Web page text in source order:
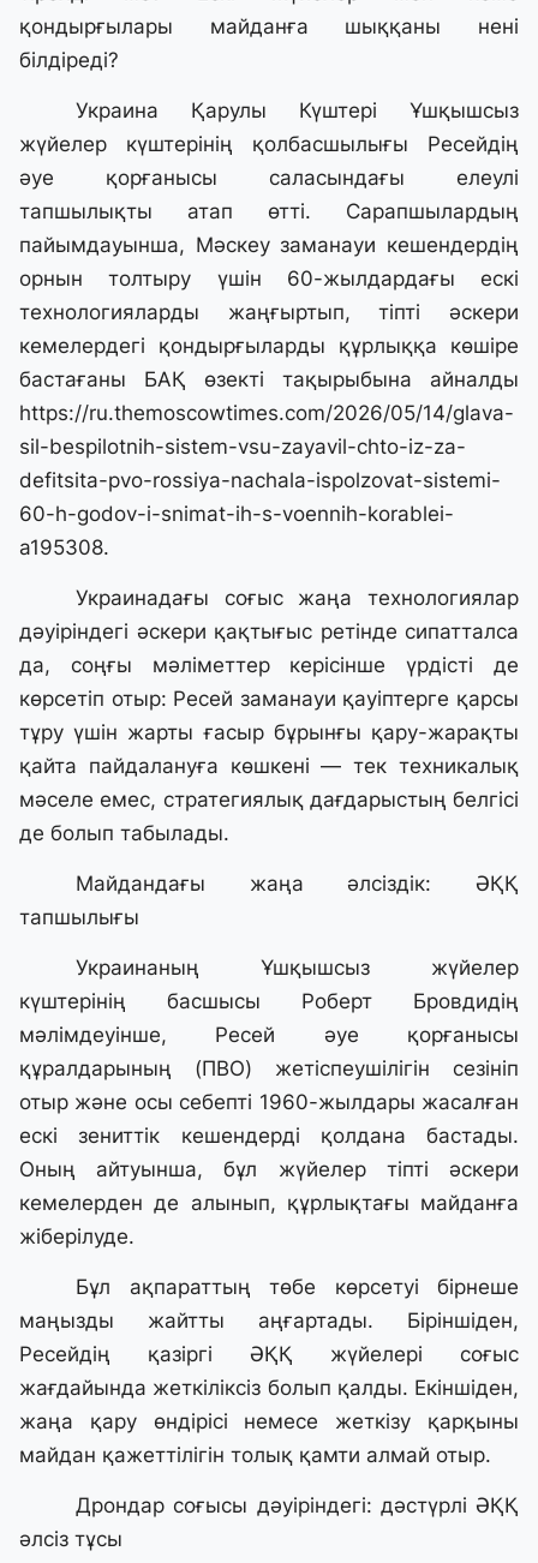
қондырғылары майданға шыққаны нені
білдіреді?
Украина Қарулы Күштері Ұшқышсыз
жүйелер күштерінің қолбасшылығы Ресейдің
әуе қорғанысы саласындағы елеулі
тапшылықты атап өтті. Сарапшылардың
пайымдауынша, Мәскеу заманауи кешендердің
орнын толтыру үшін 60-жылдардағы ескі
технологияларды жаңғыртып, тіпті әскери
кемелердегі қондырғыларды құрлыққа көшіре
бастағаны БАҚ өзекті тақырыбына айналды
https://ru.themoscowtimes.com/2026/05/14/glava-
sil-bespilotnih-sistem-vsu-zayavil-chto-iz-za-
defitsita-pvo-rossiya-nachala-ispolzovat-sistemi-
60-h-godov-i-snimat-ih-s-voennih-korablei-
a195308.
Украинадағы соғыс жаңа технологиялар
дәуіріндегі әскери қақтығыс ретінде сипатталса
да, соңғы мәліметтер керісінше үрдісті де
көрсетіп отыр: Ресей заманауи қауіптерге қарсы
тұру үшін жарты ғасыр бұрынғы қару-жарақты
қайта пайдалануға көшкені — тек техникалық
мәселе емес, стратегиялық дағдарыстың белгісі
де болып табылады.
Майдандағы жаңа әлсіздік: ӘҚҚ
тапшылығы
Украинаның Ұшқышсыз жүйелер
күштерінің басшысы Роберт Бровдидің
мәлімдеуінше, Ресей әуе қорғанысы
құралдарының (ПВО) жетіспеушілігін сезініп
отыр және осы себепті 1960-жылдары жасалған
ескі зениттік кешендерді қолдана бастады.
Оның айтуынша, бұл жүйелер тіпті әскери
кемелерден де алынып, құрлықтағы майданға
жіберілуде.
Бұл ақпараттың төбе көрсетуі бірнеше
маңызды жайтты аңғартады. Біріншіден,
Ресейдің қазіргі ӘҚҚ жүйелері соғыс
жағдайында жеткіліксіз болып қалды. Екіншіден,
жаңа қару өндірісі немесе жеткізу қарқыны
майдан қажеттілігін толық қамти алмай отыр.
Дрондар соғысы дәуіріндегі: дәстүрлі ӘҚҚ
әлсіз тұсы